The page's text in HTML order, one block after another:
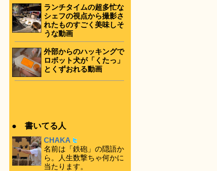
ランチタイムの超多忙な
シェフの視点から撮影さ
れたものすごく美味しそ
うな動画
外部からのハッキングで
ロボット犬が「くたっ」
とくずおれる動画
● 書いてる人
CHAKA
名前は「鉄砲」の隠語か
ら。人生数撃ちゃ何かに
当たります。